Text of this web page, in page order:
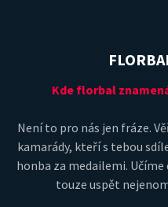
Kde florbal
Není to pro nás jen fráze.
kamarády, kteří s tebou
honba za medailemi.
touze uspět